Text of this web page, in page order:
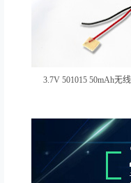
3.7V 501015 50mAh无